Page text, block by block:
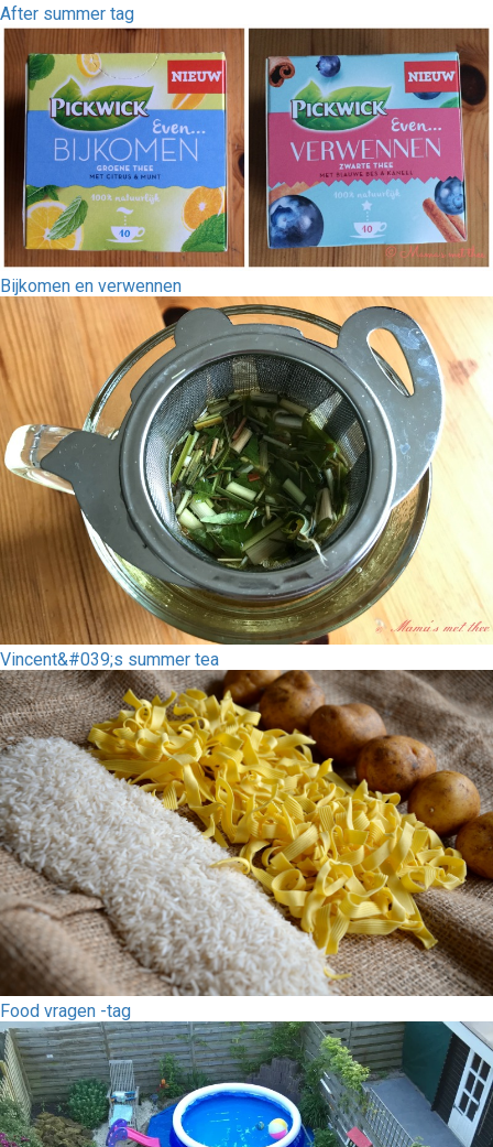
After summer tag
Bijkomen en verwennen
Vincent&#039;s summer tea
Food vragen -tag